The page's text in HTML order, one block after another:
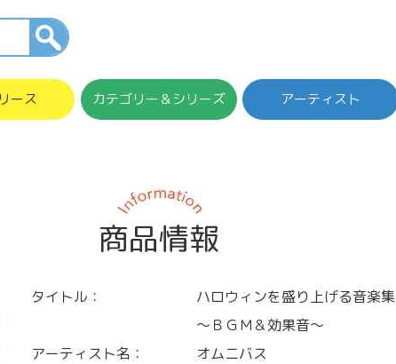
ース カテゴリー＆シリーズ アーティスト
商品情報
タイトル：
ハロウィンを盛り上げる音楽集
～ＢＧＭ＆効果音～
アーティスト名：
オムニバス